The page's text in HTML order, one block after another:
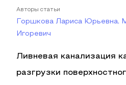
Авторы статьи
Горшкова Лариса Юрьевна,
Игоревич
Ливневая канализация
разгрузки